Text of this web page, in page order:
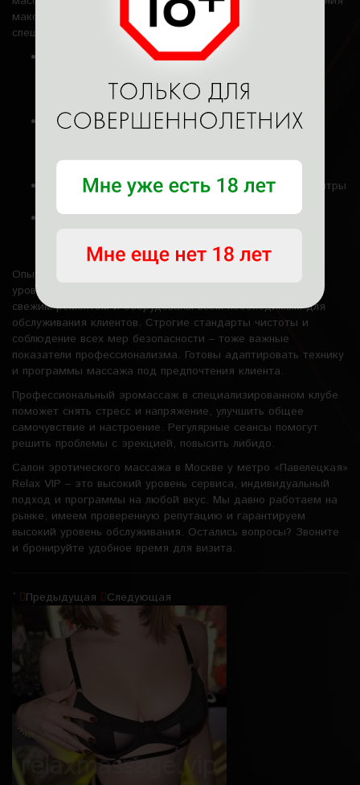
максимального эффекта. Плюсы обращения в
специализированное заведение:
Высокий уровень профессионализма. Все девушки
проведении эромассажа, и знают, как создать
комфортную и безопасную обстановку для клиента.
Интимная обстановка. Создание расслабляющей и
Широкий перечень услуг. От классики до нуру и тантры
Конфиденциальность. Гарантированы
клиентов.
Опытные обученные массажистки обеспечивают высокий
уровень сервиса и качества массажа. Комнаты идут со
свежим ремонтом и оборудованы всем необходимым для
обслуживания клиентов. Строгие стандарты чистоты и
соблюдение всех мер безопасности – тоже важные
показатели профессионализма. Готовы адаптировать технику
и программы массажа под предпочтения клиента.
Профессиональный эромассаж в специализированном клубе
поможет снять стресс и напряжение, улучшить общее
самочувствие и настроение. Регулярные сеансы помогут
решить проблемы с эрекцией, повысить либидо.
Салон эротического массажа в Москве у метро «Павелецкая»
Relax VIP – это высокий уровень сервиса, индивидуальный
подход и программы на любой вкус. Мы давно работаем на
рынке, имеем проверенную репутацию и гарантируем
высокий уровень обслуживания. Остались вопросы? Звоните
и бронируйте удобное время для визита.
` Предыдущая Следующая